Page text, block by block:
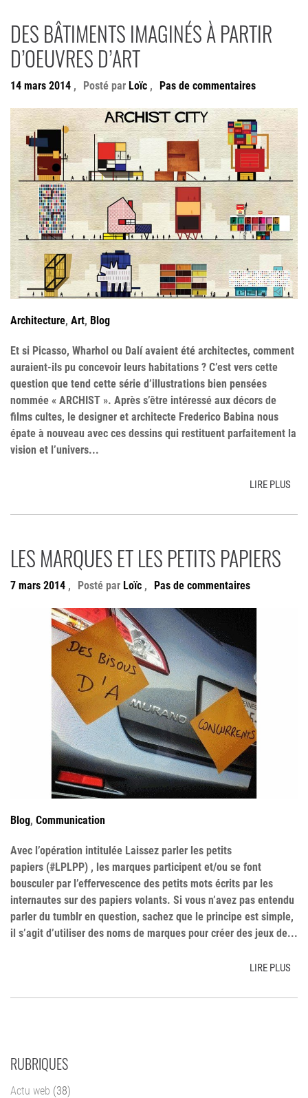
DES BÂTIMENTS IMAGINÉS À PARTIR
D’OEUVRES D’ART
14 mars 2014 , Posté par Loïc , Pas de commentaires
Architecture, Art, Blog
Et si Picasso, Wharhol ou Dalí avaient été architectes, comment
auraient-ils pu concevoir leurs habitations ? C’est vers cette
question que tend cette série d’illustrations bien pensées
nommée « ARCHIST ». Après s’être intéressé aux décors de
films cultes, le designer et architecte Frederico Babina nous
épate à nouveau avec ces dessins qui restituent parfaitement la
vision et l’univers...
LIRE PLUS
LES MARQUES ET LES PETITS PAPIERS
7 mars 2014 , Posté par Loïc , Pas de commentaires
Blog, Communication
Avec l’opération intitulée Laissez parler les petits
papiers (#LPLPP) , les marques participent et/ou se font
bousculer par l’effervescence des petits mots écrits par les
internautes sur des papiers volants. Si vous n’avez pas entendu
parler du tumblr en question, sachez que le principe est simple,
il s’agit d’utiliser des noms de marques pour créer des jeux de...
LIRE PLUS
RUBRIQUES
Actu web (38)